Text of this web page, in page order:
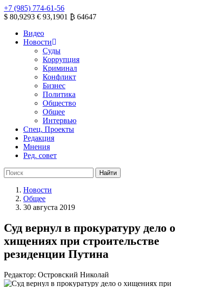
+7 (985) 774-61-56
$ 80,9293 € 93,1901 ₿ 64647
Видео
Новости
Суды
Коррупция
Криминал
Конфликт
Бизнес
Политика
Общество
Общее
Интервью
Спец. Проекты
Редакция
Мнения
Ред. совет
Новости
Общее
30 августа 2019
Суд вернул в прокуратуру дело о
хищениях при строительстве
резиденции Путина
Редактор: Островский Николай